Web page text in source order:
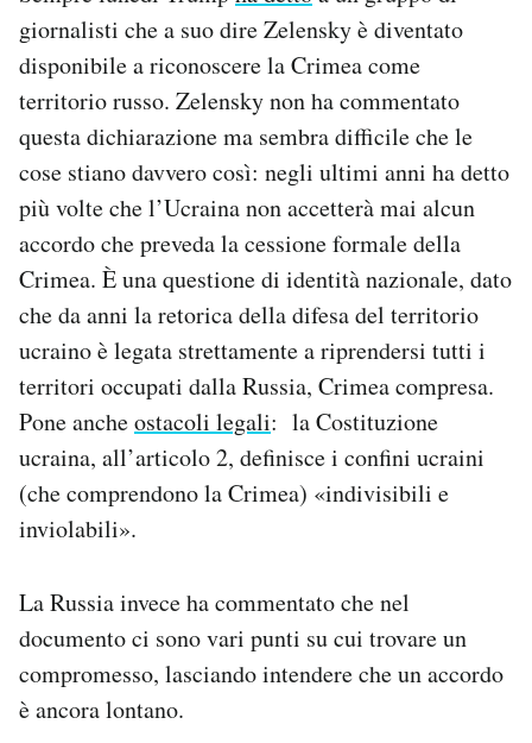
giornalisti che a suo dire Zelensky è diventato
disponibile a riconoscere la Crimea come
territorio russo. Zelensky non ha commentato
questa dichiarazione ma sembra difficile che le
cose stiano davvero così: negli ultimi anni ha detto
più volte che l’Ucraina non accetterà mai alcun
accordo che preveda la cessione formale della
Crimea. È una questione di identità nazionale, dato
che da anni la retorica della difesa del territorio
ucraino è legata strettamente a riprendersi tutti i
territori occupati dalla Russia, Crimea compresa.
Pone ancheostacoli legali: la Costituzione
ucraina, all’articolo 2, definisce i confini ucraini
(che comprendono la Crimea) «indivisibili e
inviolabili».
La Russia invece ha commentato che nel
documento ci sono vari punti su cui trovare un
compromesso, lasciando intendere che un accordo
è ancora lontano.